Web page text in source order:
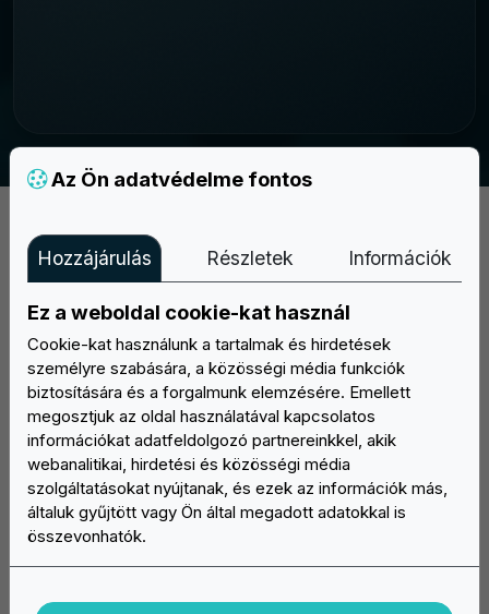
Fedezze fel az Easypatch széles választékát egyedi patch-
urekből: állítsa össze online a projektjét, mi elkészítjük és
házhoz szállítjuk!
Mon/Fri: 9:30 - 17:30
info@easypatch.hu
Az Ön adatvédelme fontos
Hozzájárulás Részletek Információk
Ez a weboldal cookie-kat használ
Cookie-kat használunk a tartalmak és hirdetések
személyre szabására, a közösségi média funkciók
biztosítására és a forgalmunk elemzésére. Emellett
megosztjuk az oldal használatával kapcsolatos
információkat adatfeldolgozó partnereinkkel, akik
webanalitikai, hirdetési és közösségi média
szolgáltatásokat nyújtanak, és ezek az információk más,
általuk gyűjtött vagy Ön által megadott adatokkal is
összevonhatók.